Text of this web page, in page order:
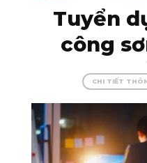
Tuyển
công
Kon
cùng
dựng
trình
CHI TIẾT